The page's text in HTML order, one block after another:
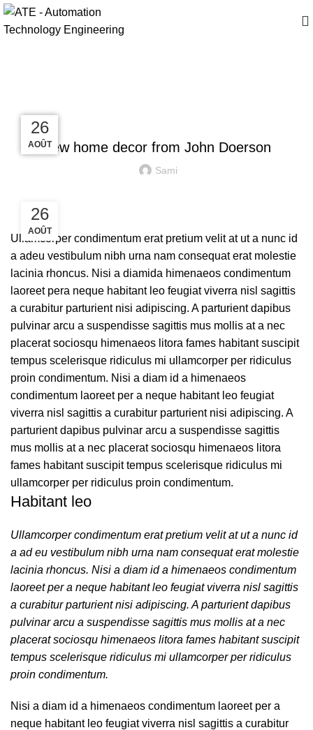
New home decor from John Doerson
Sami
26
AOÛT
Ullamcorper condimentum erat pretium velit at ut a nunc id
a adeu vestibulum nibh urna nam consequat erat molestie
lacinia rhoncus. Nisi a diamida himenaeos condimentum
laoreet pera neque habitant leo feugiat viverra nisl sagittis
a curabitur parturient nisi adipiscing. A parturient dapibus
pulvinar arcu a suspendisse sagittis mus mollis at a nec
placerat sociosqu himenaeos litora fames habitant suscipit
tempus scelerisque ridiculus mi ullamcorper per ridiculus
proin condimentum. Nisi a diam id a himenaeos
condimentum laoreet per a neque habitant leo feugiat
viverra nisl sagittis a curabitur parturient nisi adipiscing. A
parturient dapibus pulvinar arcu a suspendisse sagittis
mus mollis at a nec placerat sociosqu himenaeos litora
fames habitant suscipit tempus scelerisque ridiculus mi
ullamcorper per ridiculus proin condimentum.
Habitant leo
Ullamcorper condimentum erat pretium velit at ut a nunc id
a ad eu vestibulum nibh urna nam consequat erat molestie
lacinia rhoncus. Nisi a diam id a himenaeos condimentum
laoreet per a neque habitant leo feugiat viverra nisl sagittis
a curabitur parturient nisi adipiscing. A parturient dapibus
pulvinar arcu a suspendisse sagittis mus mollis at a nec
placerat sociosqu himenaeos litora fames habitant suscipit
tempus scelerisque ridiculus mi ullamcorper per ridiculus
proin condimentum.
Nisi a diam id a himenaeos condimentum laoreet per a
neque habitant leo feugiat viverra nisl sagittis a curabitur
27
AOÛT
27
AOÛT
26
AOÛT
26
AOÛT